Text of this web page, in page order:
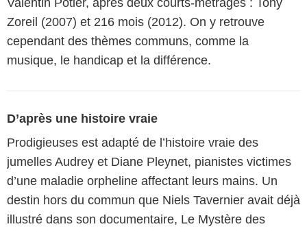
Valentin Potier, après deux courts-métrages : Tony
Zoreil (2007) et 216 mois (2012). On y retrouve
cependant des thèmes communs, comme la
musique, le handicap et la différence.
D’après une histoire vraie
Prodigieuses est adapté de l’histoire vraie des
jumelles Audrey et Diane Pleynet, pianistes victimes
d’une maladie orpheline affectant leurs mains. Un
destin hors du commun que Niels Tavernier avait déjà
illustré dans son documentaire, Le Mystère des